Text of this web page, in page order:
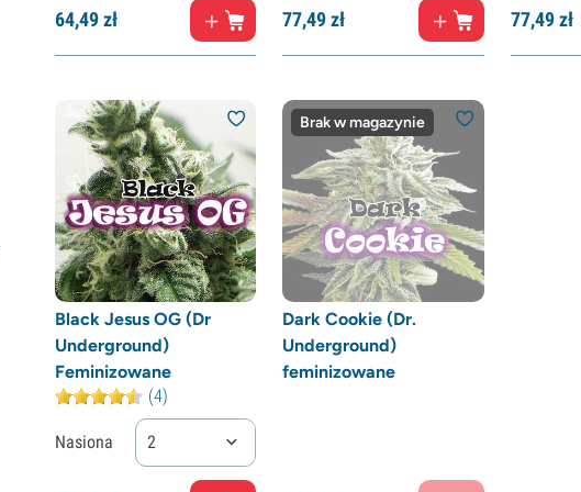
64,49zł 77,49zł 77,49zł
Black Jesus OG (Dr
Underground)
Feminizowane
(4)
Nasiona 2
Brak w magazynie
Dark Cookie (Dr.
Underground)
feminizowane